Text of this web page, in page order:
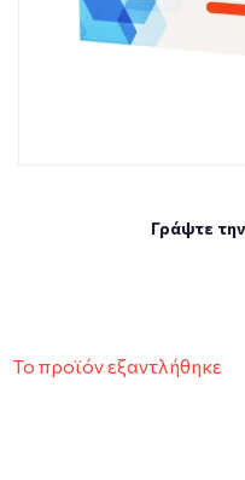
Γράψτε
Το προϊόν εξαντλήθηκε